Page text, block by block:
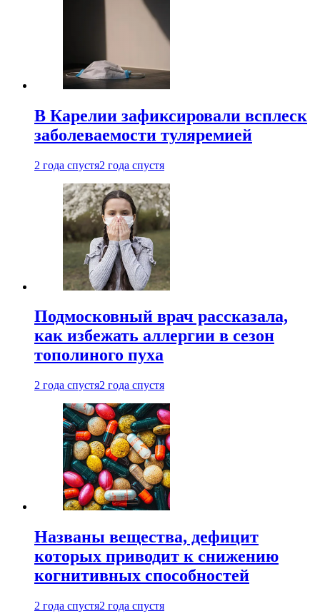
В Карелии зафиксировали всплеск
заболеваемости туляремией
2 года спустя2 года спустя
Подмосковный врач рассказала,
как избежать аллергии в сезон
тополиного пуха
2 года спустя2 года спустя
Названы вещества, дефицит
которых приводит к снижению
когнитивных способностей
2 года спустя2 года спустя